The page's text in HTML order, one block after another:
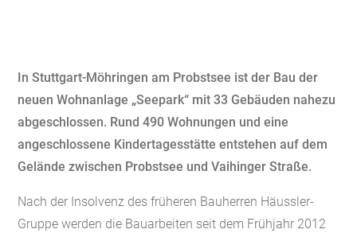
In Stuttgart-Möhringen am Probstsee ist der Bau der
neuen Wohnanlage „Seepark“ mit 33 Gebäuden nahezu
abgeschlossen. Rund 490 Wohnungen und eine
angeschlossene Kindertagesstätte entstehen auf dem
Gelände zwischen Probstsee und Vaihinger Straße.
Nach der Insolvenz des früheren Bauherren Häussler-
Gruppe werden die Bauarbeiten seit dem Frühjahr 2012